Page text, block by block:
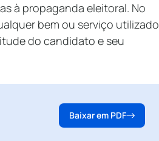
à propaganda eleitoral. No
bem ou serviço utilizado
do candidato e seu
Baixar em PDF